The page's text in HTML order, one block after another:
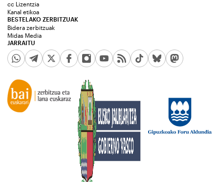
JARRAITU
cc Lizentzia
Kanal etikoa
BESTELAKO ZERBITZUAK
Bidera zerbitzuak
Midas Media